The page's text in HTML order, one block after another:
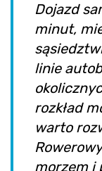
Dojazd
minut,
linie
rozkład
warto
morzem i